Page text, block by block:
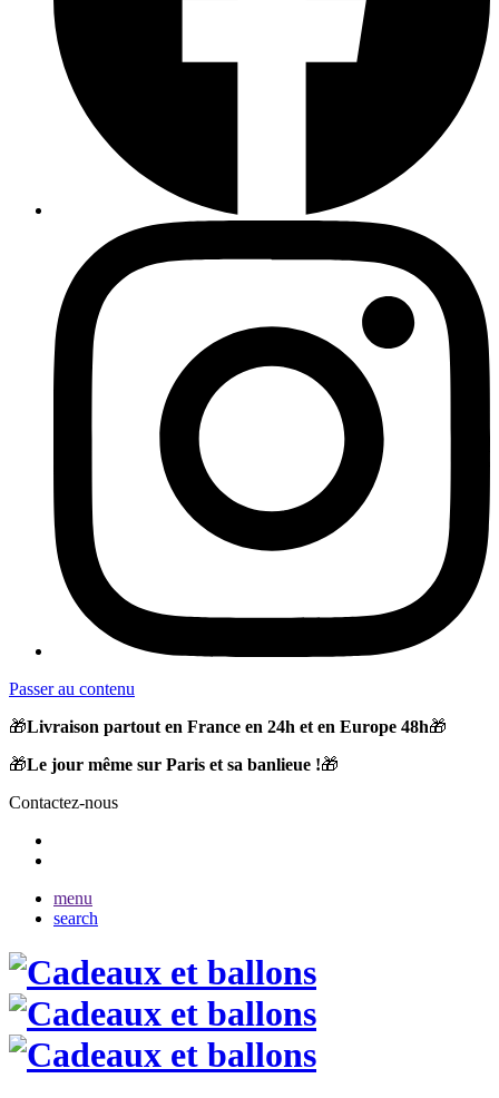
Passer au contenu
🎁Livraison partout en France en 24h et en Europe 48h🎁
🎁Le jour même sur Paris et sa banlieue !🎁
Contactez-nous
menu
search